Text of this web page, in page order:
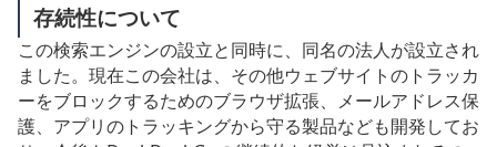
存続性について
この検索エンジンの設立と同時に、同名の法人が設立され
ました。現在この会社は、その他ウェブサイトのトラッカ
ーをブロックするためのブラウザ拡張、メールアドレス保
護、アプリのトラッキングから守る製品なども開発してお